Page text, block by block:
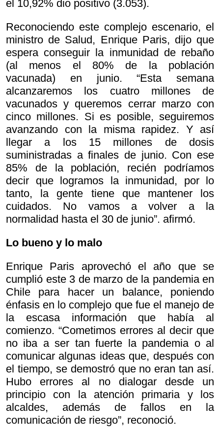
el 10,92% dio positivo (3.053).
Reconociendo este complejo escenario, el
ministro de Salud, Enrique Paris, dijo que
espera conseguir la inmunidad de rebaño
(al menos el 80% de la población
vacunada) en junio. “Esta semana
alcanzaremos los cuatro millones de
vacunados y queremos cerrar marzo con
cinco millones. Si es posible, seguiremos
avanzando con la misma rapidez. Y así
llegar a los 15 millones de dosis
suministradas a finales de junio. Con ese
85% de la población, recién podríamos
decir que logramos la inmunidad, por lo
tanto, la gente tiene que mantener los
cuidados. No vamos a volver a la
normalidad hasta el 30 de junio”. afirmó.
Lo bueno y lo malo
Enrique Paris aprovechó el año que se
cumplió este 3 de marzo de la pandemia en
Chile para hacer un balance, poniendo
énfasis en lo complejo que fue el manejo de
la escasa información que había al
comienzo. “Cometimos errores al decir que
no iba a ser tan fuerte la pandemia o al
comunicar algunas ideas que, después con
el tiempo, se demostró que no eran tan así.
Hubo errores al no dialogar desde un
principio con la atención primaria y los
alcaldes, además de fallos en la
comunicación de riesgo”, reconoció.